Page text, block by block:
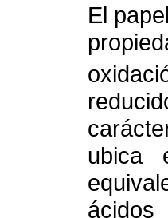
El
ubica